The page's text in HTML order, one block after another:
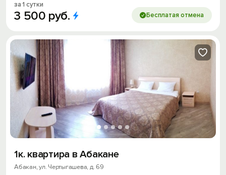
за 1 сутки
3 500 руб. Бесплатая отмена
1к. квартира в Абакане
Абакан, ул. Чертыгашева, д. 69